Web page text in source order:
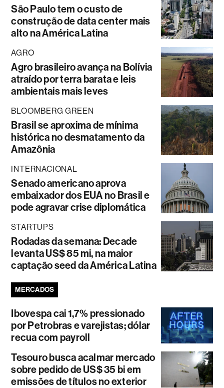
São Paulo tem o custo de
construção de data center mais
alto na América Latina
AGRO
Agro brasileiro avança na Bolívia
atraído por terra barata e leis
ambientais mais leves
BLOOMBERG GREEN
Brasil se aproxima de mínima
histórica no desmatamento da
Amazônia
INTERNACIONAL
Senado americano aprova
embaixador dos EUA no Brasil e
pode agravar crise diplomática
STARTUPS
Rodadas da semana: Decade
levanta US$ 85 mi, na maior
captação seed da América Latina
MERCADOS
Ibovespa cai 1,7% pressionado
por Petrobras e varejistas; dólar
recua com payroll
Tesouro busca acalmar mercado
sobre pedido de US$ 35 bi em
emissões de títulos no exterior